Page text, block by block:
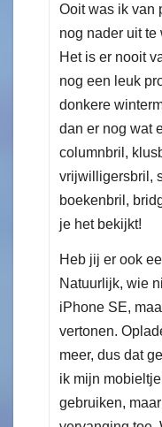
Ooit was ik van
nog nader uit
Het is er nooit
nog een leuk
donkere
dan er nog wat
columnbril,
vrijwilligersbril,
boekenbril,
je het bekijkt!
Heb jij er ook
Natuurlijk, wie
iPhone SE,
vertonen.
meer, dus dat
ik mijn
gebruiken,